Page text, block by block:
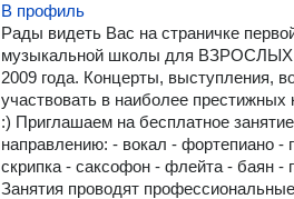
В профиль
Рады видеть Вас на страничке
музыкальной школы для ВЗРОСЛЫХ
2009 года. Концерты, выступления,
участвовать в наиболее престижных
:) Приглашаем на бесплатное
направлению: - вокал - фортепиано -
скрипка - саксофон - флейта - баян -
Занятия проводят